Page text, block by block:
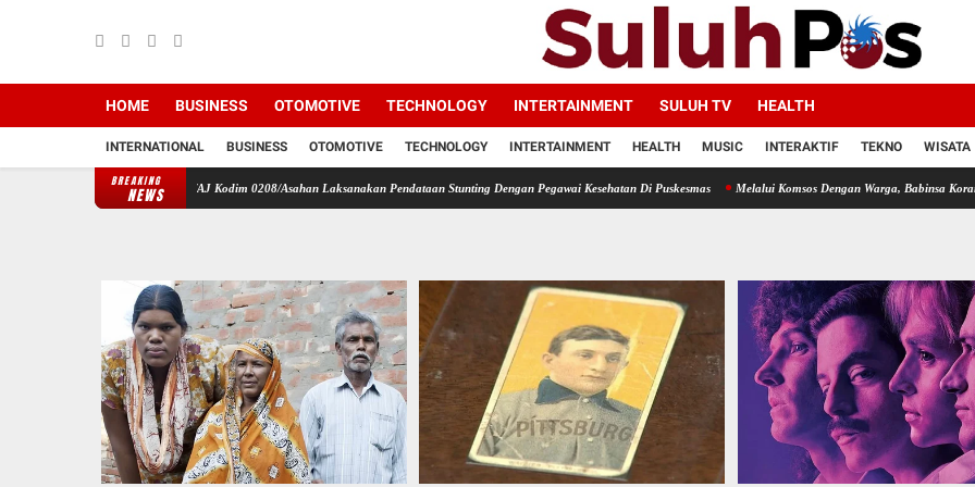
HOME BUSINESS OTOMOTIVE TECHNOLOGY INTERTAINMENT SULUH TV HEALTH
INTERNATIONAL BUSINESS OTOMOTIVE TECHNOLOGY INTERTAINMENT HEALTH MUSIC INTERAKTIF TEKNO WISATA
BREAKING
NEWS
Babinsa Koramil 07/AJ Kodim 0208/Asahan Laksanakan Pendataan Stunting Dengan Pegawai Kesehatan Di Puskesmas Melalui Komsos Dengan Warga, Babinsa Koramil 18/